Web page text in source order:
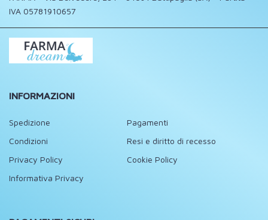
IVA 05781910657
INFORMAZIONI
Spedizione
Pagamenti
Condizioni
Resi e diritto di recesso
Privacy Policy
Cookie Policy
Informativa Privacy